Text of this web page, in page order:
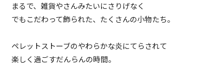
まるで、雑貨やさんみたいにさりげなく
でもこだわって飾られた、たくさんの小物たち。
ペレットストーブのやわらかな炎にてらされて
楽しく過ごすだんらんの時間。